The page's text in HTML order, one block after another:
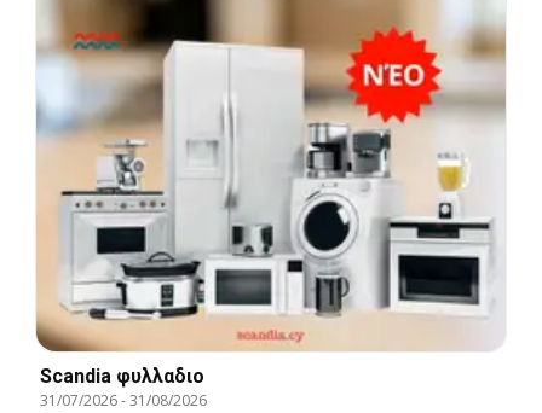
Scandia φυλλαδιο
31/07/2026-31/08/2026